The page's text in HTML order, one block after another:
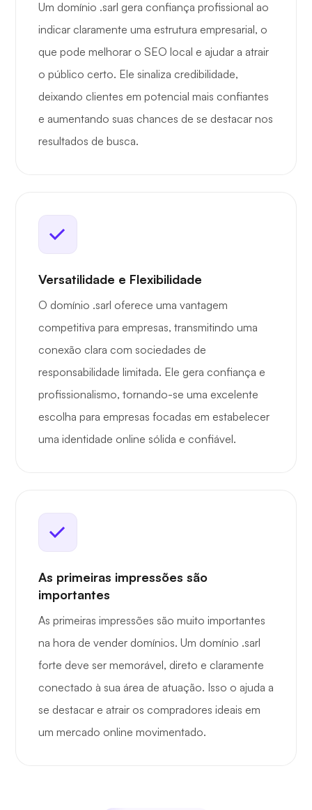
Um domínio .sarl gera confiança profissional ao
indicar claramente uma estrutura empresarial, o
que pode melhorar o SEO local e ajudar a atrair
o público certo. Ele sinaliza credibilidade,
deixando clientes em potencial mais confiantes
e aumentando suas chances de se destacar nos
resultados de busca.
Versatilidade e Flexibilidade
O domínio .sarl oferece uma vantagem
competitiva para empresas, transmitindo uma
conexão clara com sociedades de
responsabilidade limitada. Ele gera confiança e
profissionalismo, tornando-se uma excelente
escolha para empresas focadas em estabelecer
uma identidade online sólida e confiável.
As primeiras impressões são
importantes
As primeiras impressões são muito importantes
na hora de vender domínios. Um domínio .sarl
forte deve ser memorável, direto e claramente
conectado à sua área de atuação. Isso o ajuda a
se destacar e atrair os compradores ideais em
um mercado online movimentado.